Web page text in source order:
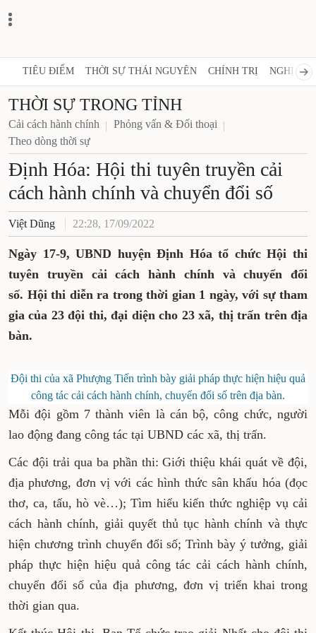
TIÊU ĐIỂM THỜI SỰ THÁI NGUYÊN CHÍNH TRỊ NGHỊ
THỜI SỰ TRONG TỈNH
Cải cách hành chính
Phỏng vấn & Đối thoại
Theo dòng thời sự
Định Hóa: Hội thi tuyên truyền cải
cách hành chính và chuyển đổi số
Việt Dũng 22:28, 17/09/2022
Ngày 17-9, UBND huyện Định Hóa tổ chức Hội thi
tuyên truyền cải cách hành chính và chuyển đổi
số. Hội thi diễn ra trong thời gian 1 ngày, với sự tham
gia của 23 đội thi, đại diện cho 23 xã, thị trấn trên địa
bàn.
Đội thi của xã Phượng Tiến trình bày giải pháp thực hiện hiệu quả
công tác cải cách hành chính, chuyển đổi số trên địa bàn.
Mỗi đội gồm 7 thành viên là cán bộ, công chức, người
lao động đang công tác tại UBND các xã, thị trấn.
Các đội trải qua ba phần thi: Giới thiệu khái quát về đội,
địa phương, đơn vị với các hình thức sân khấu hóa (đọc
thơ, ca, tấu, hò vè…); Tìm hiểu kiến thức nghiệp vụ cải
cách hành chính, giải quyết thủ tục hành chính và thực
hiện chương trình chuyển đổi số; Trình bày ý tưởng, giải
pháp thực hiện hiệu quả công tác cải cách hành chính,
chuyển đổi số của địa phương, đơn vị triển khai trong
thời gian qua.